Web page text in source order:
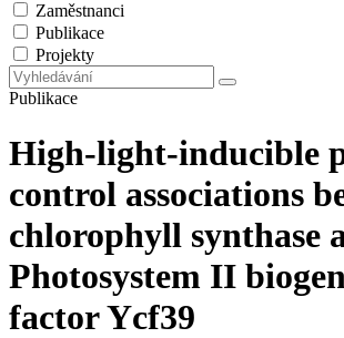
Zaměstnanci
Publikace
Projekty
Publikace
High-light-inducible
control associations
chlorophyll synthase
Photosystem II
factor Ycf39